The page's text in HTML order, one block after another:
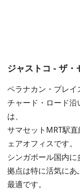
ジャストコ - ザ・
ペラナカン・プレ
チャード・ロード
は、
サマセットMRT駅
ェアオフィスです。
シンガポール国内
拠点は特に活気に
最適です。